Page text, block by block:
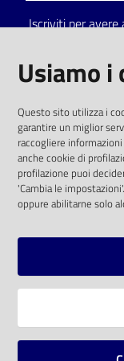
Catalogo
Eventi
Chiedi al
bibliotecario
Avvisi
Iscriviti per
solo alle
comunitaria
SOCIAL
Vai alla
Usiamo i
Questo sito utilizza i
garantire un miglior
raccogliere
anche cookie di
profilazione puoi
'Cambia le
oppure abilitarne solo